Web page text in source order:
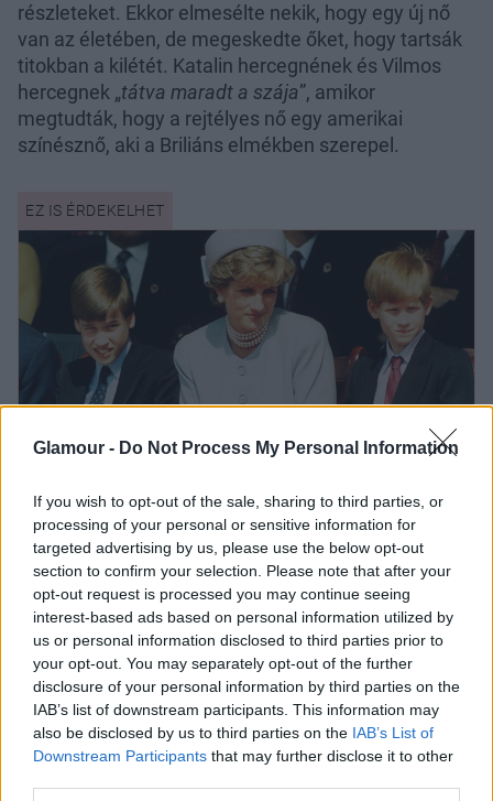
Glamour - Do Not Process My Personal Information
If you wish to opt-out of the sale, sharing to third parties, or
processing of your personal or sensitive information for
targeted advertising by us, please use the below opt-out
section to confirm your selection. Please note that after your
opt-out request is processed you may continue seeing
interest-based ads based on personal information utilized by
us or personal information disclosed to third parties prior to
your opt-out. You may separately opt-out of the further
disclosure of your personal information by third parties on the
IAB’s list of downstream participants. This information may
also be disclosed by us to third parties on the IAB’s List of
Downstream Participants that may further disclose it to other
részleteket. Ekkor elmesélte nekik, hogy egy új nő
van az életében, de megeskedte őket, hogy tartsák
titokban a kilétét. Katalin hercegnének és Vilmos
hercegnek „tátva maradt a szája”, amikor
megtudták, hogy a rejtélyes nő egy amerikai
színésznő, aki a Briliáns elmékben szerepel.
Harry herceg egykor azt hitte, hogy
Diana hercegnő megjátszotta a
halálát
Harry herceg egészen megdöbbent a reakciójuktól,
amíg el nem mesélték neki, hogy rendszeres, sőt
megszállott nézői a sorozatnak, amelyben Meghan